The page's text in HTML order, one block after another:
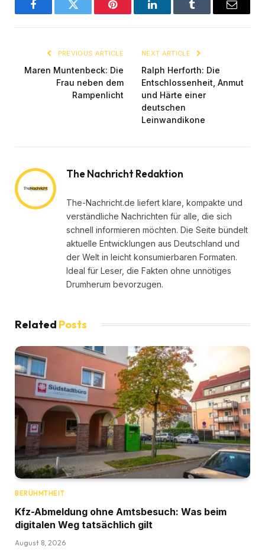
FacebookTwitter Pinterest LinkedInTumblr Email
PREVIOUS ARTICLE
Maren Muntenbeck: Die
Frau neben dem
Rampenlicht
NEXT ARTICLE
Ralph Herforth: Die
Entschlossenheit, Anmut
und Härte einer
deutschen
Leinwandikone
The Nachricht Redaktion
The-Nachricht.de liefert klare, kompakte und
verständliche Nachrichten für alle, die sich
schnell informieren möchten. Die Seite bündelt
aktuelle Entwicklungen aus Deutschland und
der Welt in leicht konsumierbaren Formaten.
Ideal für Leser, die Fakten ohne unnötiges
Drumherum bevorzugen.
Related Posts
BERÜHMTHEIT
Kfz-Abmeldung ohne Amtsbesuch: Was beim
digitalen Weg tatsächlich gilt
August 8, 2026